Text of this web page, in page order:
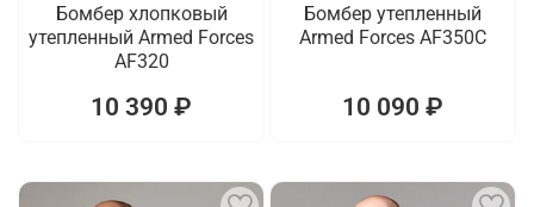
Бомбер хлопковый
утепленный Armed Forces
AF320
10 390 ₽
Бомбер утепленный
Armed Forces AF350C
10 090 ₽